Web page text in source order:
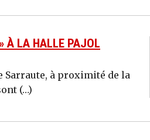
À LA HALLE PAJOL
Sarraute, à proximité de la
(…)